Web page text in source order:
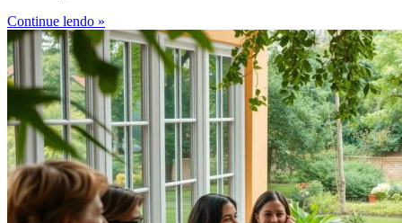
Continue lendo »